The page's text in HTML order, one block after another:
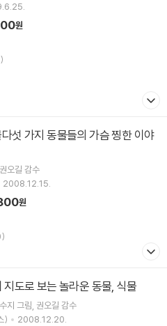
원
)
권오길 감수
2008.12.15.
원
)
지도로 보는 놀라운 동물, 식물
지 그림 권오길 감수
)
2008.12.20.